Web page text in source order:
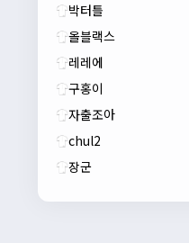
새해 복많이 받으세요!!
박터틀
올블랙스
레레에
구홍이
자출조아
chul2
장군